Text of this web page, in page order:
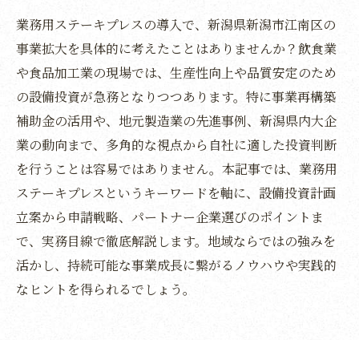
業務用ステーキプレスの導入で、新潟県新潟市江南区の
事業拡大を具体的に考えたことはありませんか？飲食業
や食品加工業の現場では、生産性向上や品質安定のため
の設備投資が急務となりつつあります。特に事業再構築
補助金の活用や、地元製造業の先進事例、新潟県内大企
業の動向まで、多角的な視点から自社に適した投資判断
を行うことは容易ではありません。本記事では、業務用
ステーキプレスというキーワードを軸に、設備投資計画
立案から申請戦略、パートナー企業選びのポイントま
で、実務目線で徹底解説します。地域ならではの強みを
活かし、持続可能な事業成長に繋がるノウハウや実践的
なヒントを得られるでしょう。